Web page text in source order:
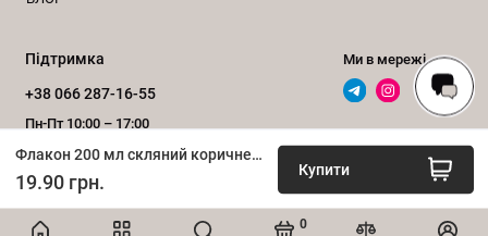
0
Флакон 200 мл скляний коричневий, d28
19.90 грн.
Купити
: Коричневе скло
ефективно блокує шкідливі ультрафіолетові
промені, що особливо важливо для продуктів,
які чутливі до світла, таких як сироватки, креми
з вітаміном С, ефірні олії.
Збереження якості:Запобігає окисленню і
Підтримка
+38 066 287-16-55
Пн-Пт 10:00 – 17:00
Зворотний дзвінок
Ми в мережі
ІНТЕРНЕТ-МАГАЗИН «bottles.com.ua», 2020–2026